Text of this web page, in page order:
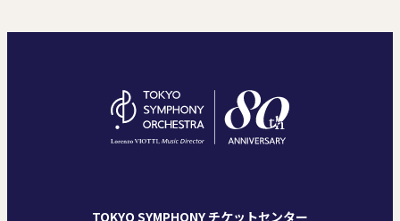
TOKYO SYMPHONY チケットセンター